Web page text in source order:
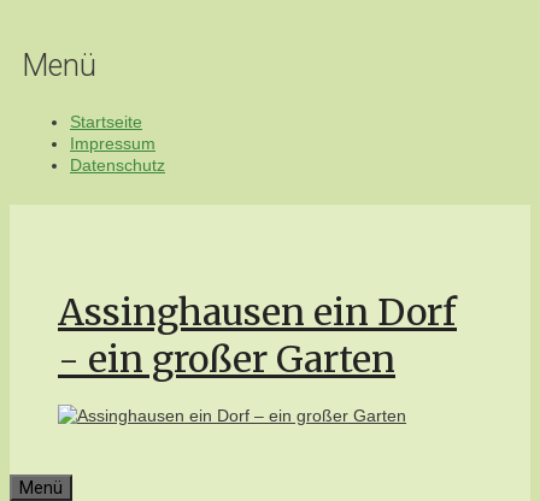
springen
Menü
Startseite
Impressum
Datenschutz
Assinghausen ein Dorf
- ein großer Garten
Menü